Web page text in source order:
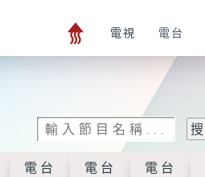
電視 電台
電台 電台 電台